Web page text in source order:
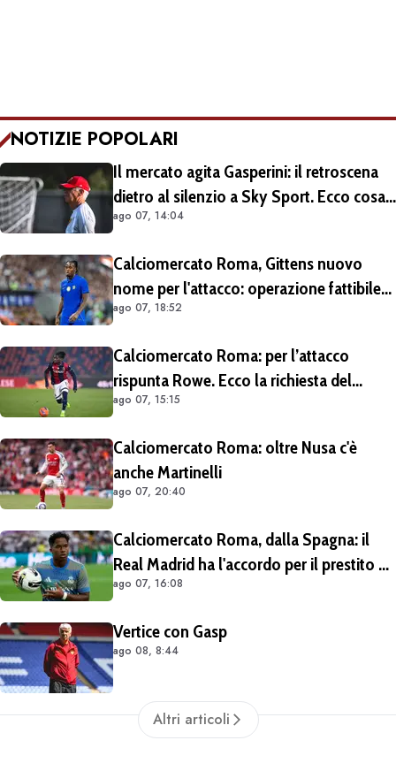
NOTIZIE POPOLARI
Il mercato agita Gasperini: il retroscena
dietro al silenzio a Sky Sport. Ecco cosa
è emerso dal meeting con la proprietà
ago 07, 14:04
Calciomercato Roma, Gittens nuovo
nome per l'attacco: operazione fattibile
solo in prestito
ago 07, 18:52
Calciomercato Roma: per l’attacco
rispunta Rowe. Ecco la richiesta del
Bologna
ago 07, 15:15
Calciomercato Roma: oltre Nusa c'è
anche Martinelli
ago 07, 20:40
Calciomercato Roma, dalla Spagna: il
Real Madrid ha l'accordo per il prestito di
Endrick in Premier League
ago 07, 16:08
Vertice con Gasp
ago 08, 8:44
Altri articoli